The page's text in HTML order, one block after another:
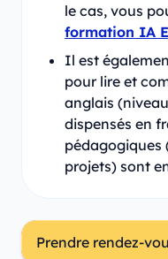
le cas, vous
formation IA
Il est
pour lire et
anglais
dispensés en
pédagogiques
projets) sont
Prendre rendez-